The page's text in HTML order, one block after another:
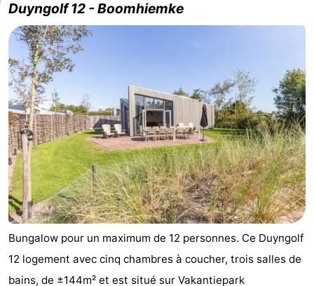
State
Chambre
d'hôtes
Chaumières
-
Boomhiemke
-
Landal
Ameland
Hôtels
Last
minutes
Plages
Voir
Duyngolf 12 - Boomhiemke
Bungalow pour un maximum de 12 personnes. Ce Duyngolf
12 logement avec cinq chambres à coucher, trois salles de
bains, de ±144m² et est situé sur Vakantiepark